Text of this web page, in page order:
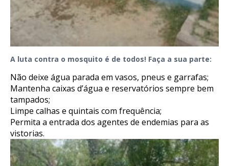
A luta contra o mosquito é de todos! Faça a sua parte:
Não deixe água parada em vasos, pneus e garrafas;
Mantenha caixas d’água e reservatórios sempre bem
tampados;
Limpe calhas e quintais com frequência;
Permita a entrada dos agentes de endemias para as
vistorias.